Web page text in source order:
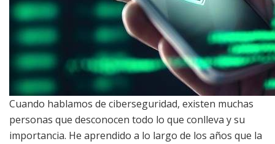
Cuando hablamos de ciberseguridad, existen muchas
personas que desconocen todo lo que conlleva y su
importancia. He aprendido a lo largo de los años que la